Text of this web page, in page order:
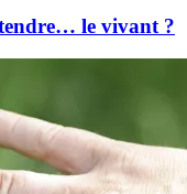
le vivant ?